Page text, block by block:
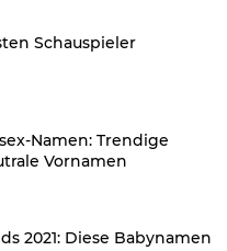
Schauspieler
Namen: Trendige
Vornamen
2021: Diese Babynamen